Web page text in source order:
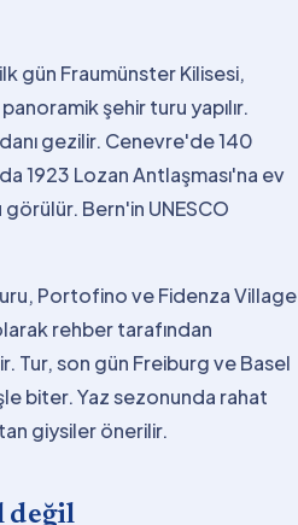
gün Fraumünster Kilisesi,
şehir turu yapılır.
gezilir. Cenevre'de 140
1923 Lozan Antlaşması'na ev
Bern'in UNESCO
Portofino ve Fidenza Village
rehber tarafından
Tur, son gün Freiburg ve Basel
biter. Yaz sezonunda rahat
giysiler önerilir.
değil